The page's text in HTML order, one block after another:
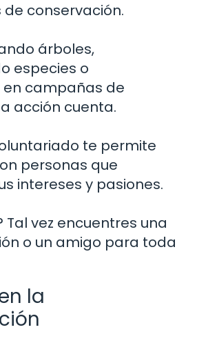
conservación.
árboles,
especies o
campañas de
acción cuenta.
te permite
personas que
intereses y pasiones.
Tal vez encuentres una
o un amigo para toda
la